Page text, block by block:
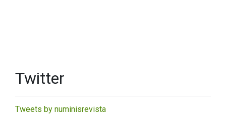
Twitter
Tweets by numinisrevista